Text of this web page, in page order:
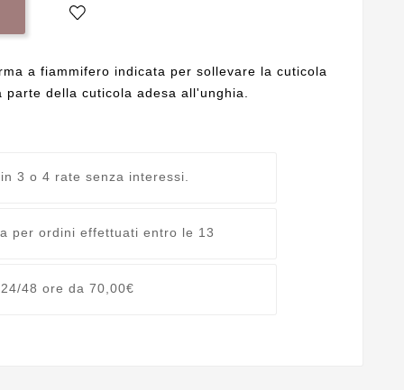
a fiammifero indicata per sollevare la cuticola
parte della cuticola adesa all'unghia.
3 o 4 rate senza interessi.
per ordini effettuati entro le 13
48 ore da 70,00€